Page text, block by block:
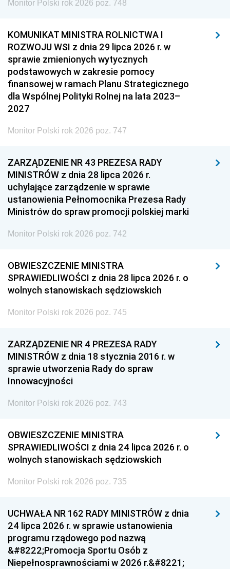
Monitor Polski rok 2026 poz. 748
KOMUNIKAT MINISTRA ROLNICTWA I
ROZWOJU WSI z dnia 29 lipca 2026 r. w
sprawie zmienionych wytycznych
podstawowych w zakresie pomocy
finansowej w ramach Planu Strategicznego
dla Wspólnej Polityki Rolnej na lata 2023–
2027
Monitor Polski rok 2026 poz. 747
ZARZĄDZENIE NR 43 PREZESA RADY
MINISTRÓW z dnia 28 lipca 2026 r.
uchylające zarządzenie w sprawie
ustanowienia Pełnomocnika Prezesa Rady
Ministrów do spraw promocji polskiej marki
Monitor Polski rok 2026 poz. 742
OBWIESZCZENIE MINISTRA
SPRAWIEDLIWOŚCI z dnia 28 lipca 2026 r. o
wolnych stanowiskach sędziowskich
Monitor Polski rok 2026 poz. 745
ZARZĄDZENIE NR 4 PREZESA RADY
MINISTRÓW z dnia 18 stycznia 2016 r. w
sprawie utworzenia Rady do spraw
Innowacyjności
Monitor Polski rok 2026 poz. 743
OBWIESZCZENIE MINISTRA
SPRAWIEDLIWOŚCI z dnia 24 lipca 2026 r. o
wolnych stanowiskach sędziowskich
Monitor Polski rok 2026 poz. 735
UCHWAŁA NR 162 RADY MINISTRÓW z dnia
24 lipca 2026 r. w sprawie ustanowienia
programu rządowego pod nazwą
&#8222;Promocja Sportu Osób z
Niepełnosprawnościami w 2026 r.&#8221;